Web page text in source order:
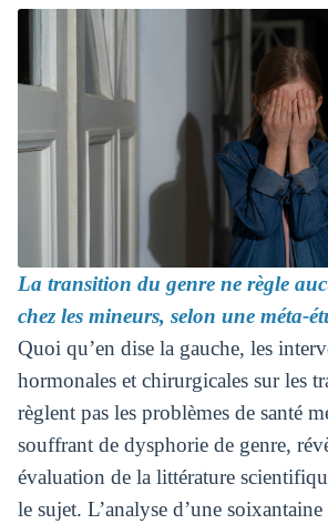
La transition du genre ne règle
chez les mineurs, selon une méta-
Quoi qu’en dise la gauche, les
hormonales et chirurgicales sur les
règlent pas les problèmes de santé
souffrant de dysphorie de genre,
évaluation de la littérature
le sujet. L’analyse d’une soixantaine